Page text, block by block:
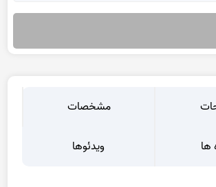
مشخصات
ها ویدئوها